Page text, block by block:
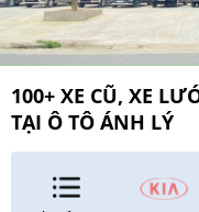
100+ XE CŨ, XE
TẠI Ô TÔ ÁNH LÝ